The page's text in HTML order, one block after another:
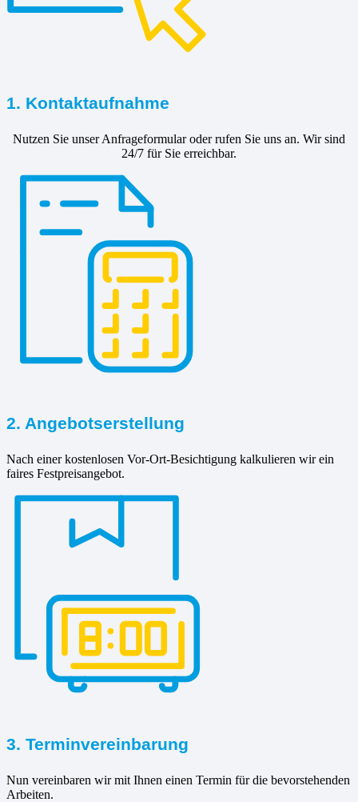
1. Kontaktaufnahme
Nutzen Sie unser Anfrageformular oder rufen Sie uns an. Wir sind
24/7 für Sie erreichbar.
2. Angebotserstellung
Nach einer kostenlosen Vor-Ort-Besichtigung kalkulieren wir ein
faires Festpreisangebot.
3. Terminvereinbarung
Nun vereinbaren wir mit Ihnen einen Termin für die bevorstehenden
Arbeiten.